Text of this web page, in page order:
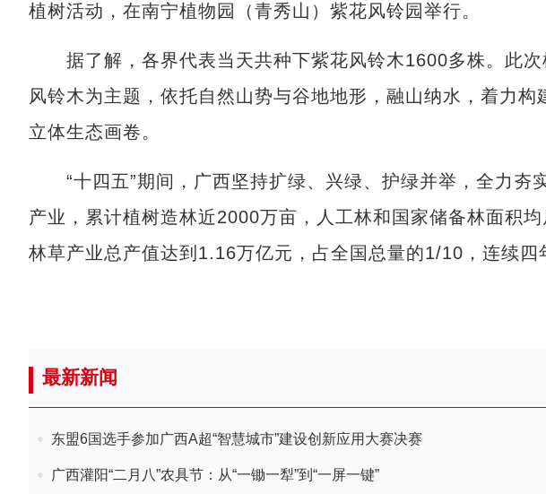
植树活动，在南宁植物园（青秀山）紫花风铃园举行。
据了解，各界代表当天共种下紫花风铃木1600多株。此次
风铃木为主题，依托自然山势与谷地地形，融山纳水，着力构
立体生态画卷。
“十四五”期间，广西坚持扩绿、兴绿、护绿并举，全力夯
产业，累计植树造林近2000万亩，人工林和国家储备林面积
林草产业总产值达到1.16万亿元，占全国总量的1/10，连续四
最新新闻
东盟6国选手参加广西A超“智慧城市”建设创新应用大赛决赛
广西灌阳“二月八”农具节：从“一锄一犁”到“一屏一键”